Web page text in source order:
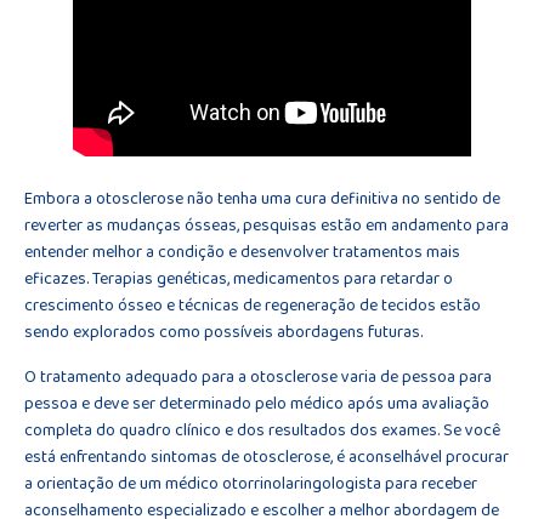
Embora a otosclerose não tenha uma cura definitiva no sentido de
reverter as mudanças ósseas, pesquisas estão em andamento para
entender melhor a condição e desenvolver tratamentos mais
eficazes. Terapias genéticas, medicamentos para retardar o
crescimento ósseo e técnicas de regeneração de tecidos estão
sendo explorados como possíveis abordagens futuras.
O tratamento adequado para a otosclerose varia de pessoa para
pessoa e deve ser determinado pelo médico após uma avaliação
completa do quadro clínico e dos resultados dos exames. Se você
está enfrentando sintomas de otosclerose, é aconselhável procurar
a orientação de um médico otorrinolaringologista para receber
aconselhamento especializado e escolher a melhor abordagem de